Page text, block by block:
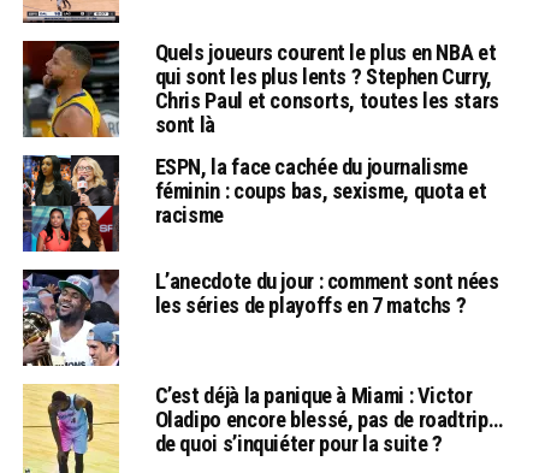
Quels joueurs courent le plus en NBA et
qui sont les plus lents ? Stephen Curry,
Chris Paul et consorts, toutes les stars
sont là
ESPN, la face cachée du journalisme
féminin : coups bas, sexisme, quota et
racisme
L’anecdote du jour : comment sont nées
les séries de playoffs en 7 matchs ?
C’est déjà la panique à Miami : Victor
Oladipo encore blessé, pas de roadtrip…
de quoi s’inquiéter pour la suite ?